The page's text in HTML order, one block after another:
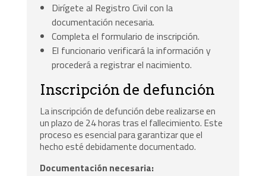
Dirígete al Registro Civil con la
documentación necesaria.
Completa el formulario de inscripción.
El funcionario verificará la información y
procederá a registrar el nacimiento.
Inscripción de defunción
La inscripción de defunción debe realizarse en
un plazo de 24 horas tras el fallecimiento. Este
proceso es esencial para garantizar que el
hecho esté debidamente documentado.
Documentación necesaria: